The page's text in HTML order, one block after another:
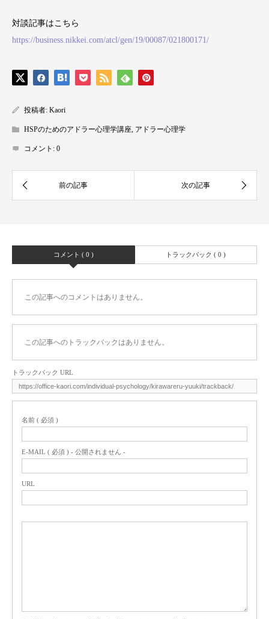
対談記事はこちら
https://business.nikkei.com/atcl/gen/19/00087/021800171/
投稿者: Kaori
HSPのためのアドラー心理学講座 アドラー心理学
コメント: 0
コメント ( 0 ) トラックバック ( 0 )
この記事へのコメントはありません。
この記事へのトラックバックはありません。
トラックバック URL
名前 ( 必須 )
E-MAIL ( 必須 ) - 公開されません -
URL